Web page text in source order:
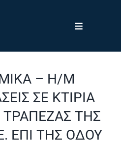
Toggle
– Η/Μ
ΣΕ ΚΤΙΡΙΑ
ΤΗΣ
ΕΠΙ ΤΗΣ ΟΔΟΥ